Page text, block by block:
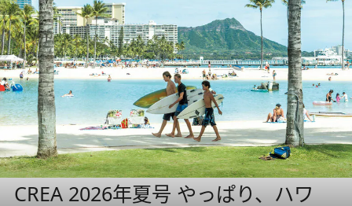
CREA 2026年夏号 やっぱり、ハワ